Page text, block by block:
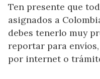
Ten presente que
asignados a
debes tenerlo muy
reportar para
por internet o